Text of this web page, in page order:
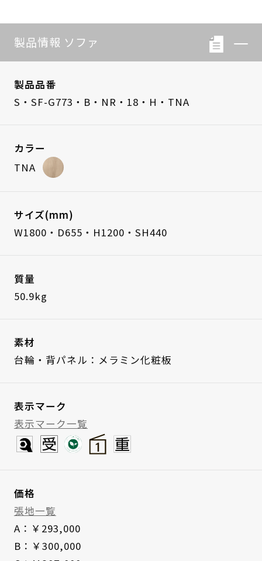
製品情報 ソファ
製品品番
S・SF-G773・B・NR・18・H・TNA
カラー
TNA
サイズ(mm)
W1800・D655・H1200・SH440
質量
50.9kg
素材
台輪・背パネル：メラミン化粧板
表示マーク
表示マーク一覧
価格
張地一覧
A：￥293,000
B：￥300,000